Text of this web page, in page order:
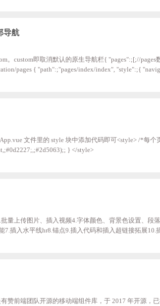
导航
的原生导航栏{ "pages":;[;//pages数组中第一项表示应
style 块中添加代码即可<style> /*每个页面公共css;*/ page{
background-image:;linear-gradient(to;bottom;right,;#0d2227;,;#2d5063);; } </style>
量上传图片、插入视频4.字体颜色、背景色设置、段
插入水平线hr8.锚点9.插入代码和插入超链接拓展10.
赞前端团队开源的移动端组件库，于 2017 年开源，已